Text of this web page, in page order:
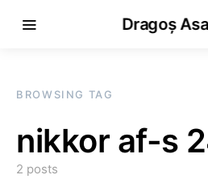
Dragoș
BROWSING TAG
nikkor af-s
2 posts